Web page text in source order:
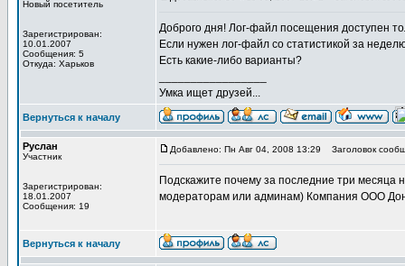
Новый посетитель
Зарегистрирован:
10.01.2007
Сообщения: 5
Откуда: Харьков
Доброго дня! Лог-файл посещения доступен
Если нужен лог-файл со статистикой за
Есть какие-либо варианты?
Умка ищет друзей...
Вернуться к началу
Руслан
Участник
Зарегистрирован:
18.01.2007
Сообщения: 19
Добавлено: Пн Авг 04, 2008 13:29 Заголовок
Подскажите почему за последние три месяца
модераторам или админам) Компания ООО
Вернуться к началу